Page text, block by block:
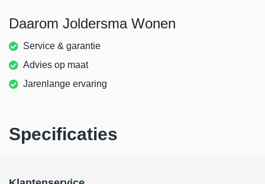
Daarom Joldersma Wonen
Service & garantie
Advies op maat
Jarenlange ervaring
Specificaties